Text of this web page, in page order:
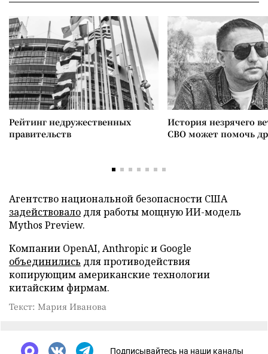
Рейтинг недружественных
правительств
История незрячего
СВО может помочь
Агентство национальной безопасности США
задействовало для работы мощную ИИ-модель
Mythos Preview.
Компании OpenAI, Anthropic и Google
объединились для противодействия
копирующим американские технологии
китайским фирмам.
Текст: Мария Иванова
Подписывайтесь на наши каналы